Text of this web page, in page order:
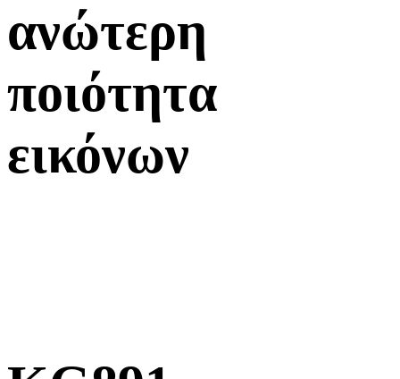
ανώτερη
ποιότητα
εικόνων